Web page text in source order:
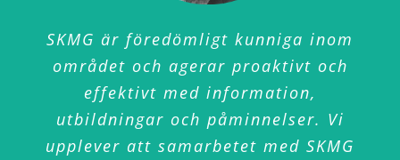
SKMG är föredömligt kunniga inom
området och agerar proaktivt och
effektivt med information,
utbildningar och påminnelser. Vi
upplever att samarbetet med SKMG
Vi gillar att vi alltid snabbt får
kontakt och att vi alltid får snabba
och utförliga svar. SKMG är mycket
bra på att beskriva börsreglerna så
att vi som noterat bolag på Nasdaq